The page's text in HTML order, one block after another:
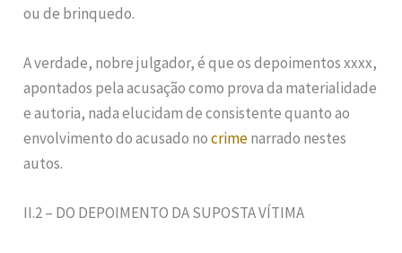
ou de brinquedo.
A verdade, nobre julgador, é que os depoimentos xxxx,
apontados pela acusação como prova da materialidade
e autoria, nada elucidam de consistente quanto ao
envolvimento do acusado nocrimenarrado nestes
autos.
II.2 – DO DEPOIMENTO DA SUPOSTA VÍTIMA